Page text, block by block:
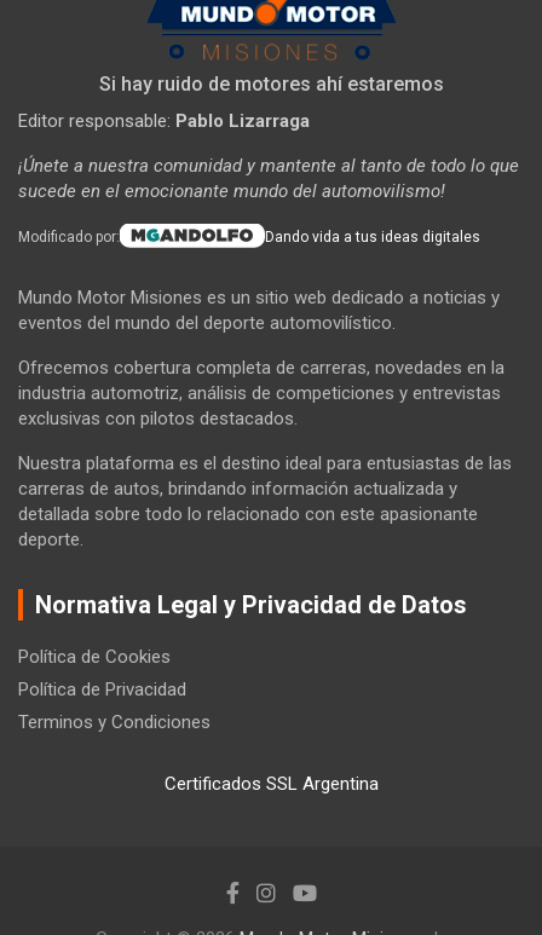
Si hay ruido de motores ahí estaremos
Editor responsable: Pablo Lizarraga
¡Únete a nuestra comunidad y mantente al tanto de todo lo que
sucede en el emocionante mundo del automovilismo!
Modificado por: Dando vida a tus ideas digitales
Mundo Motor Misiones es un sitio web dedicado a noticias y
eventos del mundo del deporte automovilístico.
Ofrecemos cobertura completa de carreras, novedades en la
industria automotriz, análisis de competiciones y entrevistas
exclusivas con pilotos destacados.
Nuestra plataforma es el destino ideal para entusiastas de las
carreras de autos, brindando información actualizada y
detallada sobre todo lo relacionado con este apasionante
deporte.
Normativa Legal y Privacidad de Datos
Política de Cookies
Política de Privacidad
Terminos y Condiciones
Certificados SSL Argentina